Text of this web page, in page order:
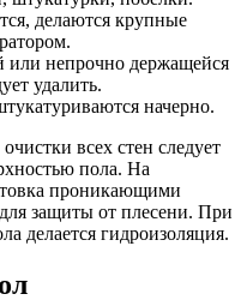
делаются крупные
или непрочно держащейся
удалить.
начерно.
всех стен следует
пола. На
проникающими
защиты от плесени. При
делается гидроизоляция.